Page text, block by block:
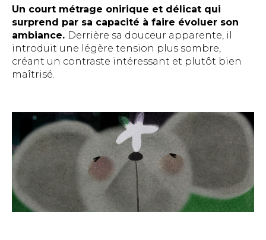
Un court métrage onirique et délicat qui
surprend par sa capacité à faire évoluer son
ambiance. Derrière sa douceur apparente, il
introduit une légère tension plus sombre,
créant un contraste intéressant et plutôt bien
maîtrisé.